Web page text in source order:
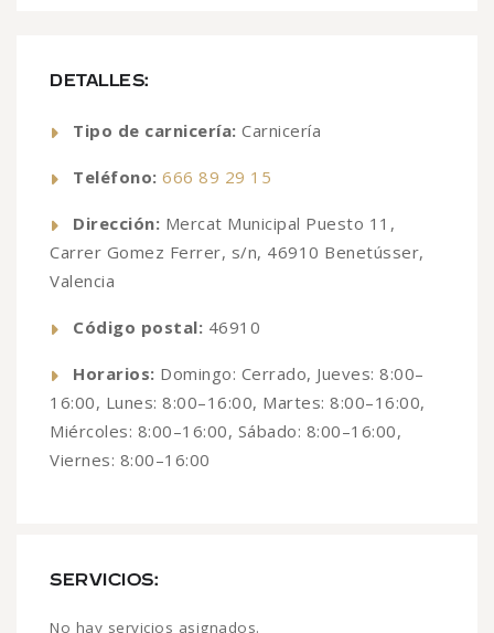
DETALLES:
Tipo de carnicería: Carnicería
Teléfono: 666 89 29 15
Dirección: Mercat Municipal Puesto 11,
Carrer Gomez Ferrer, s/n, 46910 Benetússer,
Valencia
Código postal: 46910
Horarios: Domingo: Cerrado, Jueves: 8:00–
16:00, Lunes: 8:00–16:00, Martes: 8:00–16:00,
Miércoles: 8:00–16:00, Sábado: 8:00–16:00,
Viernes: 8:00–16:00
SERVICIOS:
No hay servicios asignados.